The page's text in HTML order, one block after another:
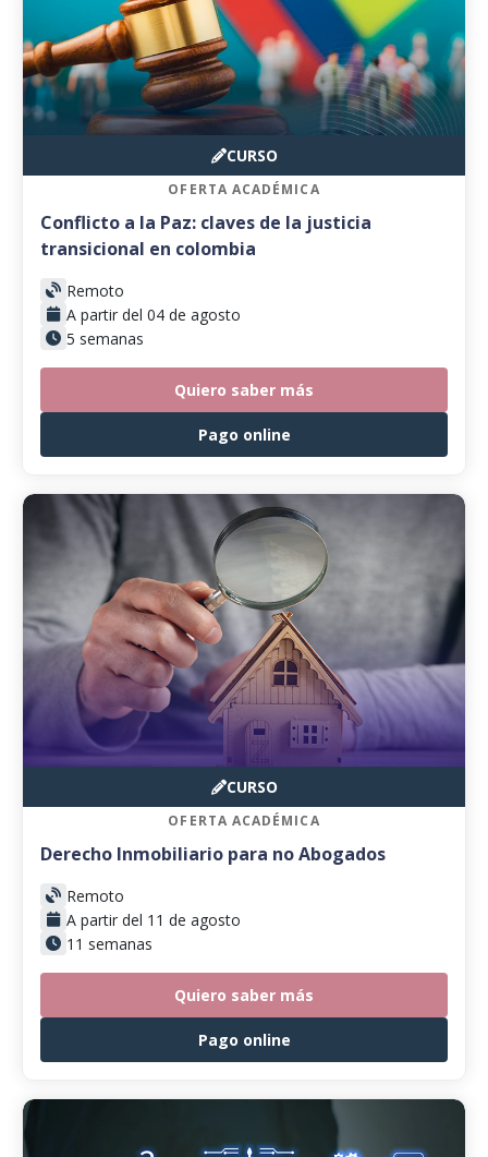
CURSO
OFERTA ACADÉMICA
Conflicto a la Paz: claves de la justicia
transicional en colombia
Remoto
A partir del 04 de agosto
5 semanas
Quiero saber más
Pago online
CURSO
OFERTA ACADÉMICA
Derecho Inmobiliario para no Abogados
Remoto
A partir del 11 de agosto
11 semanas
Quiero saber más
Pago online